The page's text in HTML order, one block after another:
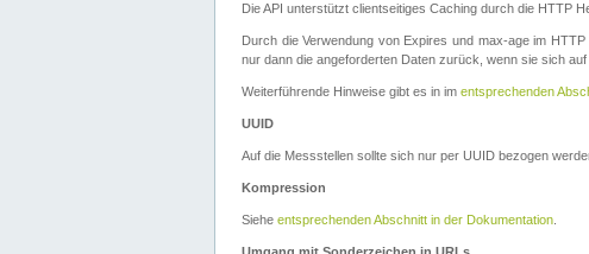
Die API unterstützt clientseitiges Caching durch die HTTP
Durch die Verwendung von Expires und max-age im
nur dann die angeforderten Daten zurück, wenn sie sich
Weiterführende Hinweise gibt es in im entsprechenden
UUID
Auf die Messstellen sollte sich nur per UUID bezogen
Kompression
Siehe entsprechenden Abschnitt in der Dokumentation.